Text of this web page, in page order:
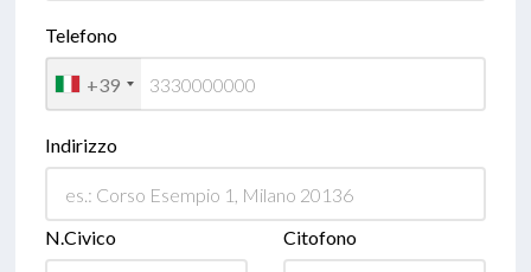
Telefono
+39
Indirizzo
N.Civico Citofono